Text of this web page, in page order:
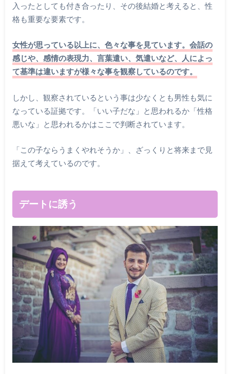
入ったとしても付き合ったり、その後結婚と考えると、性
格も重要な要素です。
女性が思っている以上に、色々な事を見ています。会話の
感じや、感情の表現力、言葉遣い、気遣いなど、人によっ
て基準は違いますが様々な事を観察しているのです。
しかし、観察されているという事は少なくとも男性も気に
なっている証拠です。「いい子だな」と思われるか「性格
悪いな」と思われるかはここで判断されています。
「この子ならうまくやれそうか」、ざっくりと将来まで見
据えて考えているのです。
デートに誘う